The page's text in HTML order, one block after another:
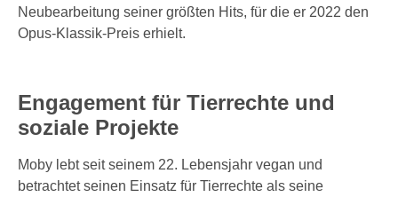
Neubearbeitung seiner größten Hits, für die er 2022 den
Opus-Klassik-Preis erhielt.
Engagement für Tierrechte und
soziale Projekte
Moby lebt seit seinem 22. Lebensjahr vegan und
betrachtet seinen Einsatz für Tierrechte als seine